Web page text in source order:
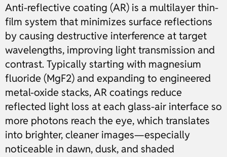
Anti-reflective coating (AR) is a multilayer thin-
film system that minimizes surface reflections
by causing destructive interference at target
wavelengths, improving light transmission and
contrast. Typically starting with magnesium
fluoride (MgF2) and expanding to engineered
metal-oxide stacks, AR coatings reduce
reflected light loss at each glass-air interface so
more photons reach the eye, which translates
into brighter, cleaner images—especially
noticeable in dawn, dusk, and shaded